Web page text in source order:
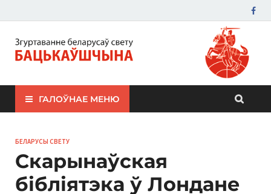
ЗБС "Бацькаўшчына"
ГАЛОЎНАЕ МЕНЮ
БЕЛАРУСЫ СВЕТУ
Скарынаўская
бібліятэка ў Лондане